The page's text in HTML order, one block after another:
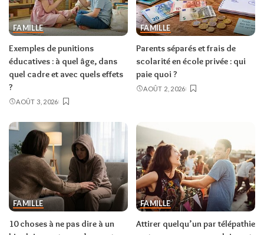
FAMILLE
Exemples de punitions
éducatives : à quel âge, dans
quel cadre et avec quels effets
?
AOÛT 3, 2026
FAMILLE
Parents séparés et frais de
scolarité en école privée : qui
paie quoi ?
AOÛT 2, 2026
FAMILLE
10 choses à ne pas dire à un
FAMILLE
Attirer quelqu’un par télépathie